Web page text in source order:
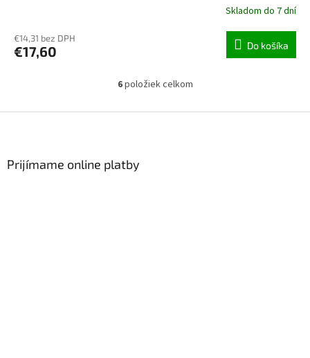
Skladom do 7 dní
€14,31 bez DPH
€17,60 Do košíka
Ovládacie prvky výpisu
6položiek celkom
Prijímame online platby